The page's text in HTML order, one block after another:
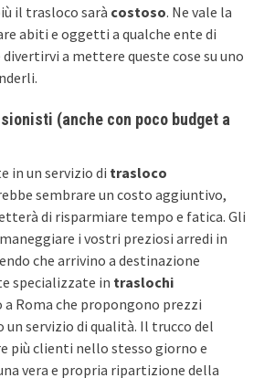
il trasloco sarà costoso. Ne vale la
abiti e oggetti a qualche ente di
a mettere queste cose su uno
(anche con poco budget a
in un servizio di trasloco
sembrare un costo aggiuntivo,
di risparmiare tempo e fatica. Gli
i vostri preziosi arredi in
che arrivino a destinazione
specializzate in traslochi
a Roma che propongono prezzi
servizio di qualità. Il trucco del
più clienti nello stesso giorno e
vera e propria ripartizione della